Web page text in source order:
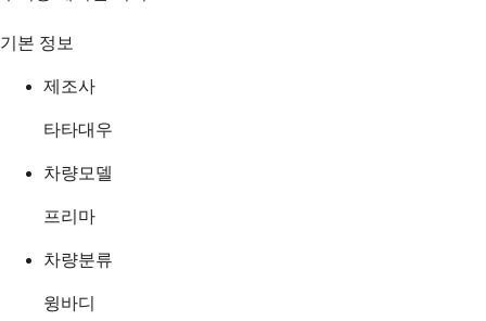
기본 정보
제조사
타타대우
차량모델
프리마
차량분류
윙바디